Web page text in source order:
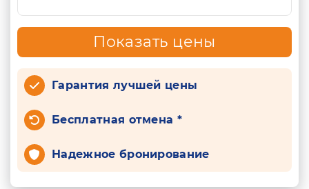
Показать цены
Гарантия лучшей цены
Бесплатная отмена *
Надежное бронирование